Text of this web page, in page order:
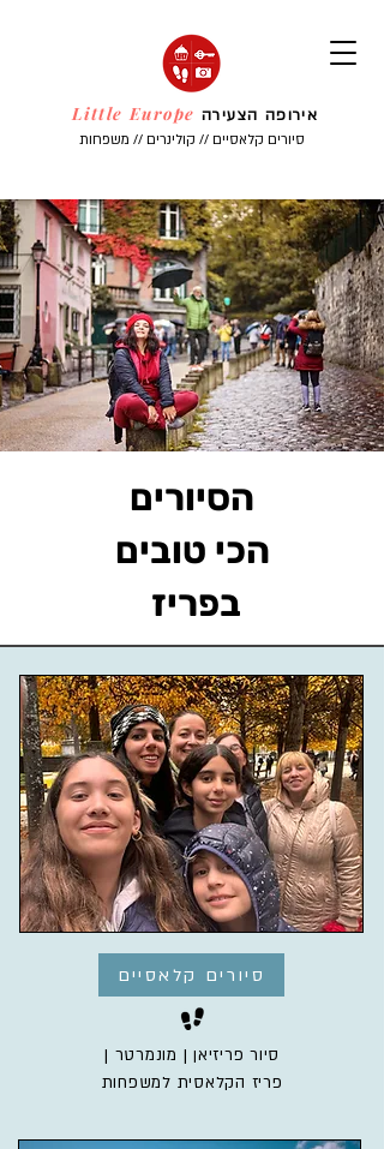
אירופה הצעירה Little Europe
סיורים קלאסיים // קולינרים // משפחות
הסיורים
הכי טובים
בפריז
סיורים קלאסיים
סיור פריזיאן | מונמרטר |
פריז הקלאסית למשפחות